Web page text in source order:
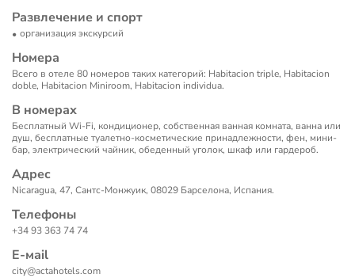
Развлечение и спорт
организация экскурсий
Номера
Всего в отеле 80 номеров таких категорий: Habitacion triple, Habitacion
doble, Habitacion Miniroom, Habitacion individua.
В номерах
Бесплатный Wi-Fi, кондиционер, собственная ванная комната, ванна или
душ, бесплатные туалетно-косметические принадлежности, фен, мини-
бар, электрический чайник, обеденный уголок, шкаф или гардероб.
Адрес
Nicaragua, 47, Сантс-Монжуик, 08029 Барселона, Испания.
Телефоны
+34 93 363 74 74
Е-маil
city@actahotels.com